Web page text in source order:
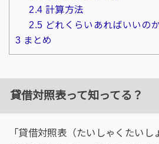
2.4 計算方法
2.5 どれくらいあればいいの
3 まとめ
貸借対照表って知ってる？
「貸借対照表（たいしゃくたいし